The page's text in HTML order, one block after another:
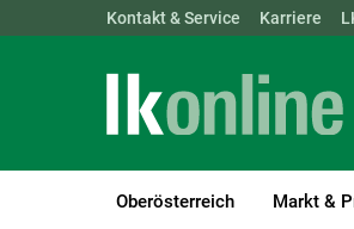
Landwirtschaftskammern:
Kontakt & Service Karriere
Oberösterreich Markt &